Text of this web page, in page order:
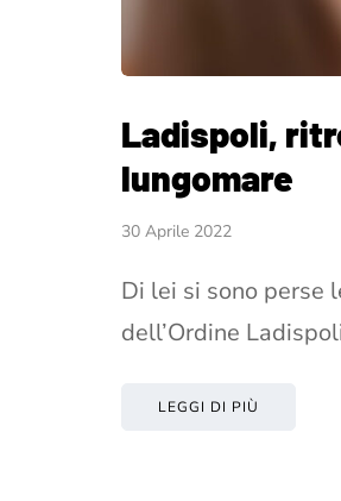
Ladispoli,
lungomare
30 Aprile 2022
Di lei si sono perse
dell’Ordine
LEGGI DI PIÙ